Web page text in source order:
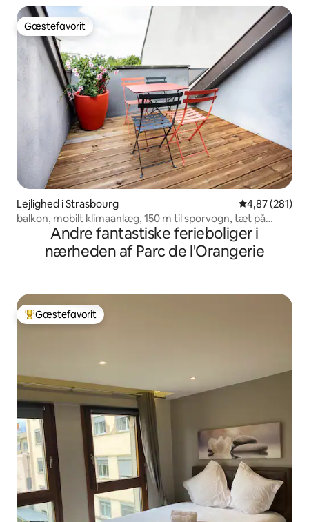
Gæstefavorit
Gæstefavorit
Lejlighed i Strasbourg 4,87 ud af 5 i
4,87 (281)
balkon, mobilt klimaanlæg, 150 m til sporvogn, tæt på
ParlamentetAndre fantastiske ferieboliger i
nærheden af Parc de l'Orangerie
Bedste gæstefavorit
Gæstefavorit